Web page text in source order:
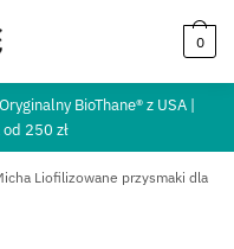
0
BioThane® z USA |
250 zł
Liofilizowane przysmaki dla